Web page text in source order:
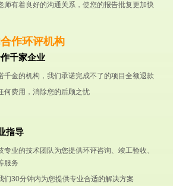
师有着良好的沟通关系，使您的报告批复更加快
作环评机构
千家企业
千金的机构，我们承诺完成不了的项目全额退款
何费用，消除您的后顾之忧
指导
专业的技术团队为您提供环评咨询、竣工验收、
服务
们30分钟内为您提供专业合适的解决方案